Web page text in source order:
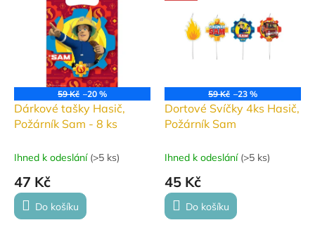
59 Kč –20 %
Dárkové tašky Hasič,
Požárník Sam - 8 ks
Ihned k odeslání (>5 ks)
47 Kč
Do košíku
59 Kč –23 %
Dortové Svíčky 4ks Hasič,
Požárník Sam
Ihned k odeslání (>5 ks)
45 Kč
Do košíku